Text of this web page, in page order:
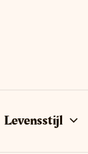
Levensstijl